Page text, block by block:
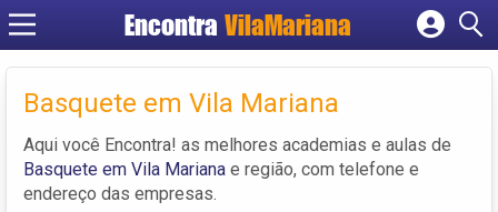
EncontraVilaMariana
Cadastrar empresa
Criar conta
Basquete em Vila Mariana
Aqui você Encontra! as melhores academias e aulas de
Basquete em Vila Mariana e região, com telefone e
endereço das empresas.